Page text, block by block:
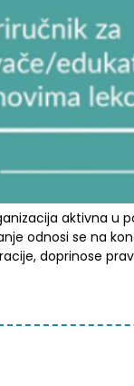
aktivna u
odnosi se na
doprinose